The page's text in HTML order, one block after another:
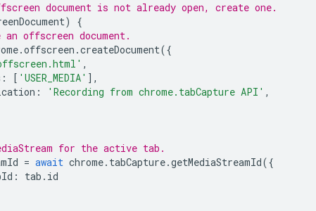
document is not already open, create one.
)
{
offscreen document.
.offscreen .createDocument({
,
: [ 'USER_MEDIA' ],
: 'Recording from chrome.tabCapture API' ,
for the active tab.
= await chrome. tabCapture.getMediaStreamId({
: tab . id